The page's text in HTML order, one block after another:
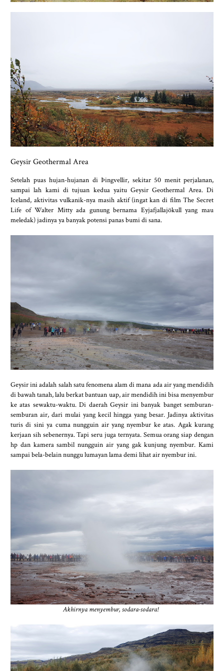
Geysir Geothermal Area
Setelah puas hujan-hujanan di Þingvellir, sekitar 50 menit perjalanan,
sampai lah kami di tujuan kedua yaitu Geysir Geothermal Area. Di
Iceland, aktivitas vulkanik-nya masih aktif (ingat kan di film The Secret
Life of Walter Mitty ada gunung bernama Eyjafjallajökull yang mau
meledak) jadinya ya banyak potensi panas bumi di sana.
Geysir ini adalah salah satu fenomena alam di mana ada air yang mendidih
di bawah tanah, lalu berkat bantuan uap, air mendidih ini bisa menyembur
ke atas sewaktu-waktu. Di daerah Geysir ini banyak banget semburan-
semburan air, dari mulai yang kecil hingga yang besar. Jadinya aktivitas
turis di sini ya cuma nungguin air yang nyembur ke atas. Agak kurang
kerjaan sih sebenernya. Tapi seru juga ternyata. Semua orang siap dengan
hp dan kamera sambil nungguin air yang gak kunjung nyembur. Kami
sampai bela-belain nunggu lumayan lama demi lihat air nyembur ini.
Akhirnya menyembur, sodara-sodara!